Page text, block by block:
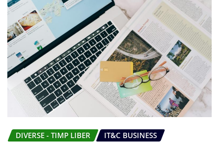
DIVERSE - TIMP LIBER IT&C BUSINESS